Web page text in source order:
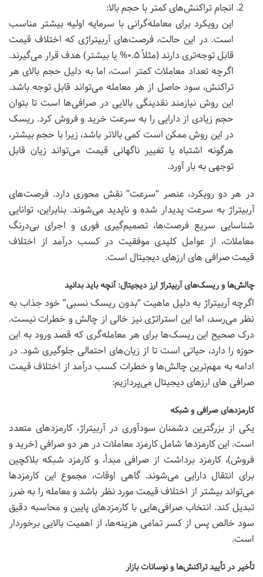
انجام تراکنش‌های کمتر با حجم بالا:
این رویکرد برای معامله‌گرانی با سرمایه اولیه بیشتر مناسب
است. در این حالت، فرصت‌های آربیتراژی که اختلاف قیمت
قابل توجه‌تری دارند (مثلاً ۰.۵% یا بیشتر) هدف قرار می‌گیرند.
اگرچه تعداد معاملات کمتر است، اما به دلیل حجم بالای هر
تراکنش، سود حاصل از هر معامله می‌تواند قابل توجه باشد.
این روش نیازمند نقدینگی بالایی در صرافی‌ها است تا بتوان
حجم زیادی از دارایی را به سرعت خرید و فروش کرد. ریسک
در این روش ممکن است کمی بالاتر باشد، زیرا با حجم بیشتر،
هرگونه اشتباه یا تغییر ناگهانی قیمت می‌تواند زیان قابل
توجهی به بار آورد.
در هر دو رویکرد، عنصر “سرعت” نقش محوری دارد. فرصت‌های
آربیتراژ به سرعت پدیدار شده و ناپدید می‌شوند. بنابراین، توانایی
شناسایی سریع فرصت‌ها، تصمیم‌گیری فوری و اجرای بی‌درنگ
معاملات، از عوامل کلیدی موفقیت در کسب درآمد از اختلاف
قیمت صرافی های ارزهای دیجیتال است.
چالش‌ها و ریسک‌های آربیتراژ ارز دیجیتال: آنچه باید بدانید
اگرچه آربیتراژ به دلیل ماهیت “بدون ریسک نسبی” خود جذاب به
نظر می‌رسد، اما این استراتژی نیز خالی از چالش و خطرات نیست.
درک صحیح این ریسک‌ها برای هر معامله‌گری که قصد ورود به این
حوزه را دارد، حیاتی است تا از زیان‌های احتمالی جلوگیری شود. در
ادامه به مهم‌ترین چالش‌ها و خطرات کسب درآمد از اختلاف قیمت
صرافی های ارزهای دیجیتال می‌پردازیم:
کارمزدهای صرافی و شبکه
یکی از بزرگترین دشمنان سودآوری در آربیتراژ، کارمزدهای متعدد
است. این کارمزدها شامل کارمزد معاملات در هر دو صرافی (خرید و
فروش)، کارمزد برداشت از صرافی مبدأ، و کارمزد شبکه بلاکچین
برای انتقال دارایی می‌شوند. گاهی اوقات، مجموع این کارمزدها
می‌تواند بیشتر از اختلاف قیمت مورد نظر باشد و معامله را به ضرر
تبدیل کند. انتخاب صرافی‌هایی با کارمزدهای پایین و محاسبه دقیق
سود خالص پس از کسر تمامی هزینه‌ها، از اهمیت بالایی برخوردار
است.
تأخیر در تأیید تراکنش‌ها و نوسانات بازار